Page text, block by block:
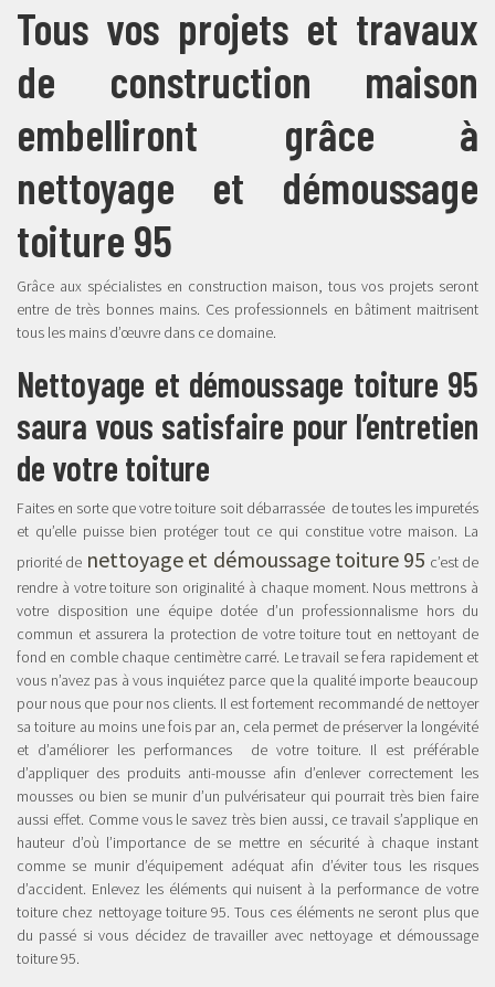
Tous vos projets et travaux
de construction maison
embelliront grâce à
nettoyage et démoussage
toiture 95
Grâce aux spécialistes en construction maison, tous vos projets seront
entre de très bonnes mains. Ces professionnels en bâtiment maitrisent
tous les mains d’œuvre dans ce domaine.
Nettoyage et démoussage toiture 95
saura vous satisfaire pour l’entretien
de votre toiture
Faites en sorte que votre toiture soit débarrassée de toutes les impuretés
et qu’elle puisse bien protéger tout ce qui constitue votre maison. La
priorité de nettoyage et démoussage toiture 95 c’est de
rendre à votre toiture son originalité à chaque moment. Nous mettrons à
votre disposition une équipe dotée d’un professionnalisme hors du
commun et assurera la protection de votre toiture tout en nettoyant de
fond en comble chaque centimètre carré. Le travail se fera rapidement et
vous n’avez pas à vous inquiétez parce que la qualité importe beaucoup
pour nous que pour nos clients. Il est fortement recommandé de nettoyer
sa toiture au moins une fois par an, cela permet de préserver la longévité
et d’améliorer les performances de votre toiture. Il est préférable
d’appliquer des produits anti-mousse afin d’enlever correctement les
mousses ou bien se munir d’un pulvérisateur qui pourrait très bien faire
aussi effet. Comme vous le savez très bien aussi, ce travail s’applique en
hauteur d’où l’importance de se mettre en sécurité à chaque instant
comme se munir d’équipement adéquat afin d’éviter tous les risques
d’accident. Enlevez les éléments qui nuisent à la performance de votre
toiture chez nettoyage toiture 95. Tous ces éléments ne seront plus que
du passé si vous décidez de travailler avec nettoyage et démoussage
toiture 95.